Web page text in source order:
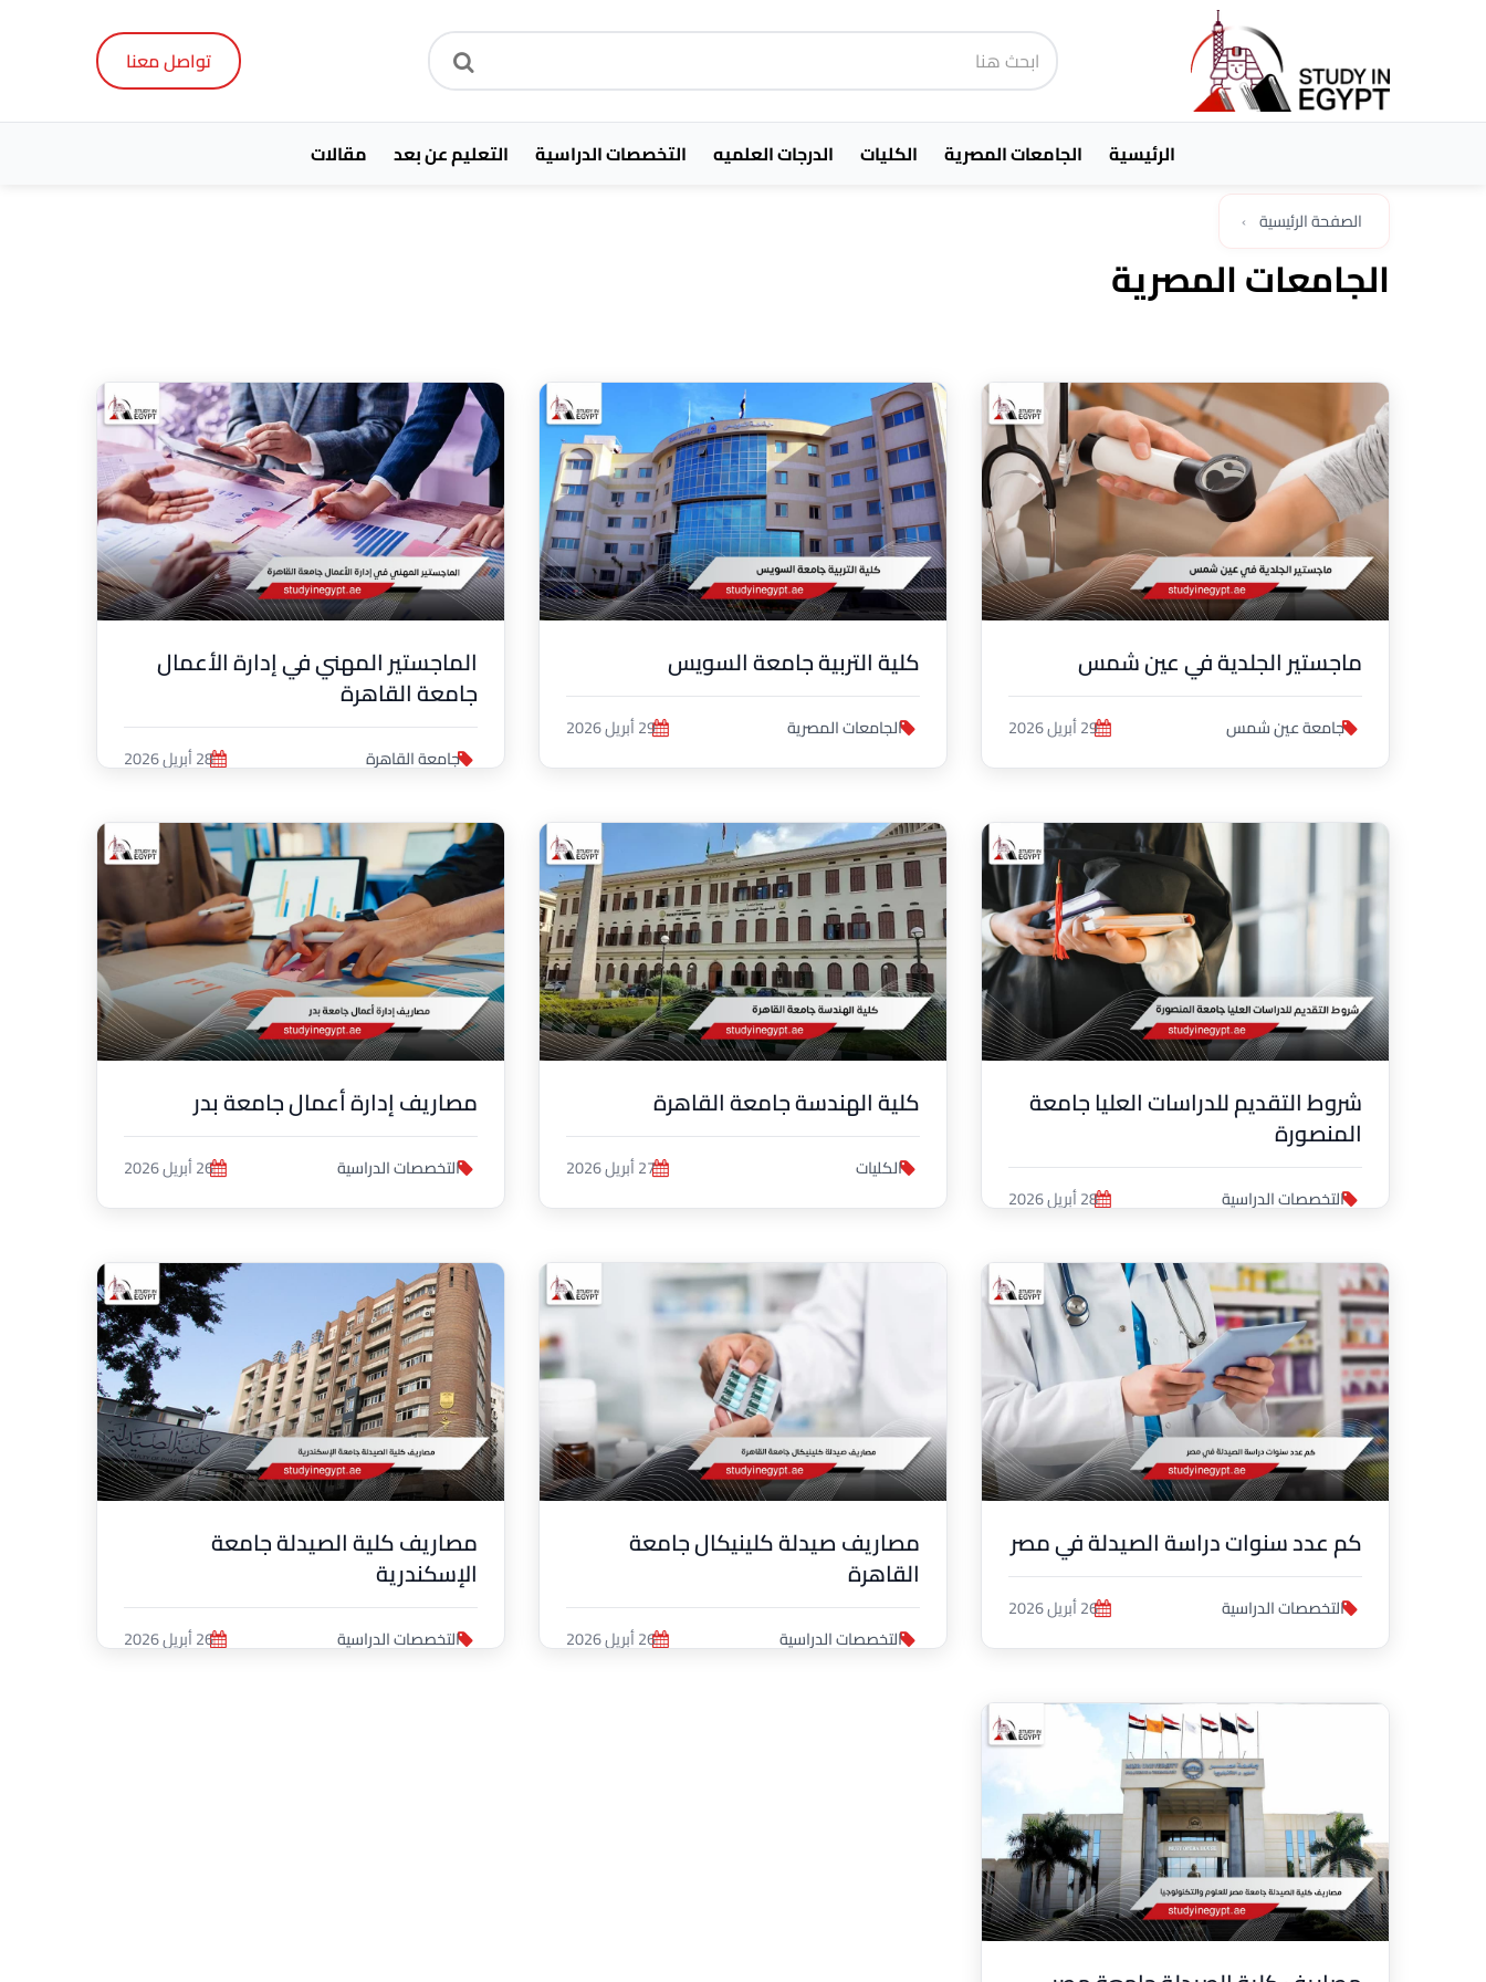
تواصل معنا
الرئيسية الجامعات المصرية الكليات الدرجات العلميه التخصصات الدراسية التعليم عن بعد مقالات
الصفحة الرئيسية ›
الجامعات المصرية
ماجستير الجلدية في عين شمس
جامعة عين شمس 29 أبريل 2026
كلية التربية جامعة السويس
الجامعات المصرية 29 أبريل 2026
الماجستير المهني في إدارة الأعمال
جامعة القاهرة
جامعة القاهرة 28 أبريل 2026
شروط التقديم للدراسات العليا جامعة
المنصورة
التخصصات الدراسية 28 أبريل 2026
كلية الهندسة جامعة القاهرة
الكليات 27 أبريل 2026
مصاريف إدارة أعمال جامعة بدر
التخصصات الدراسية 26 أبريل 2026
كم عدد سنوات دراسة الصيدلة في مصر
التخصصات الدراسية 26 أبريل 2026
مصاريف صيدلة كلينيكال جامعة
القاهرة
التخصصات الدراسية 26 أبريل 2026
مصاريف كلية الصيدلة جامعة
الإسكندرية
التخصصات الدراسية 26 أبريل 2026